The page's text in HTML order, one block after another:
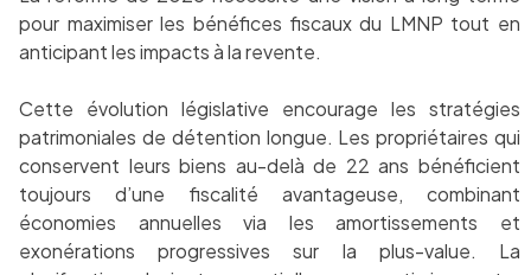
pour maximiser les bénéfices fiscaux du LMNP tout en
anticipant les impacts à la revente.
Cette évolution législative encourage les stratégies
patrimoniales de détention longue. Les propriétaires qui
conservent leurs biens au-delà de 22 ans bénéficient
toujours d’une fiscalité avantageuse, combinant
économies annuelles via les amortissements et
exonérations progressives sur la plus-value. La